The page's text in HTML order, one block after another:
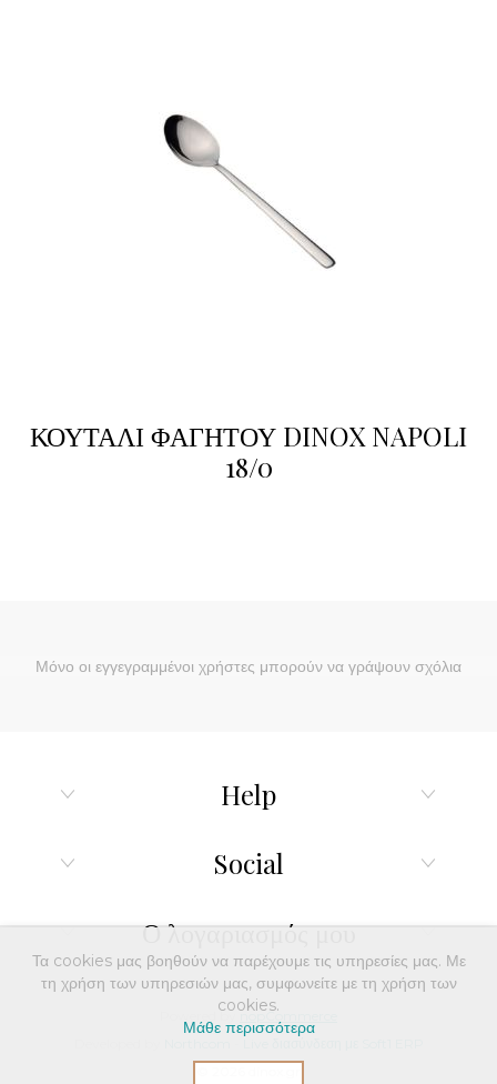
ΚΟΥΤΑΛΙ ΦΑΓΗΤΟΥ DINOX NAPOLI
18/0
Μόνο οι εγγεγραμμένοι χρήστες μπορούν να γράψουν σχόλια
Help
Social
Ο λογαριασμός μου
Powered by nopCommerce
Τα cookies μας βοηθούν να παρέχουμε τις υπηρεσίες μας. Με
τη χρήση των υπηρεσιών μας, συμφωνείτε με τη χρήση των
cookies.
Μάθε περισσότερα